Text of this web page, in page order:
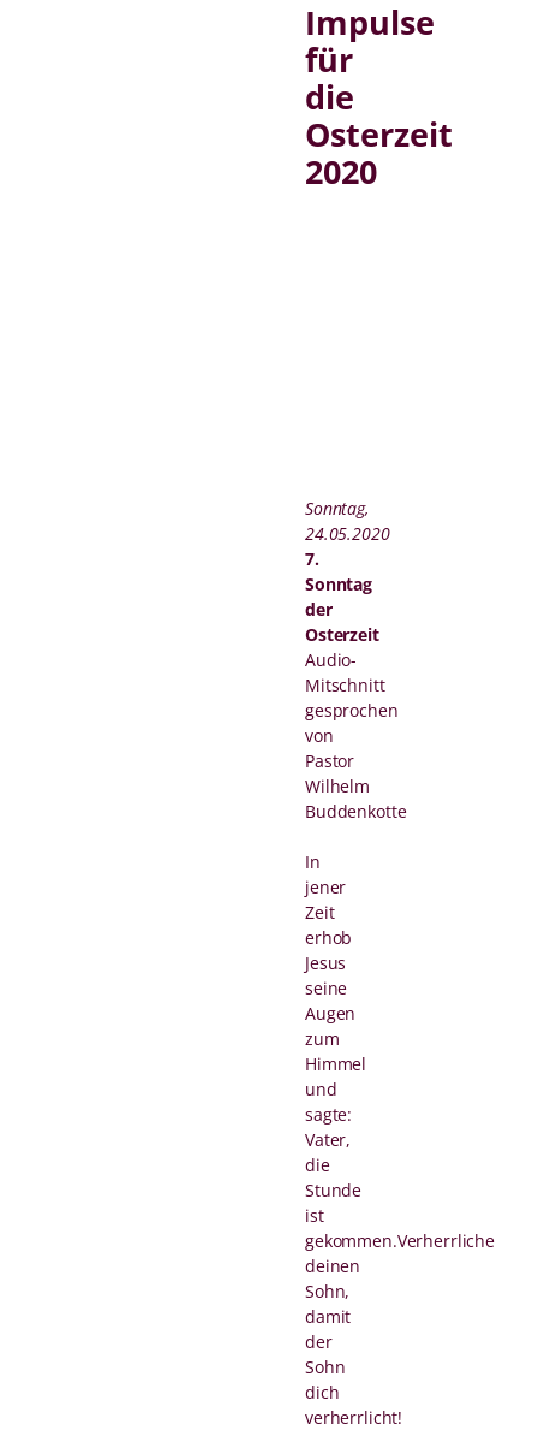
Impulse
für
die
Osterzeit
2020
Sonntag,
24.05.2020
7.
Sonntag
der
Osterzeit
Audio-
Mitschnitt
gesprochen
von
Pastor
Wilhelm
Buddenkotte
In
jener
Zeit
erhob
Jesus
seine
Augen
zum
Himmel
und
sagte:
Vater,
die
Stunde
ist
gekommen.Verherrliche
deinen
Sohn,
damit
der
Sohn
dich
verherrlicht!